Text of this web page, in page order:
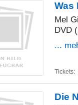
Was
Mel
DVD
...
Tickets:
Die